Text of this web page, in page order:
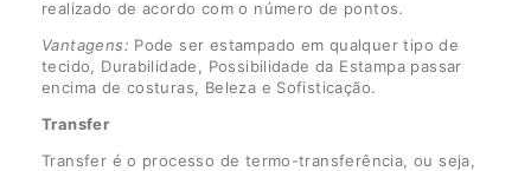
realizado de acordo com o número de pontos.
Vantagens: Pode ser estampado em qualquer tipo de
tecido, Durabilidade, Possibilidade da Estampa passar
encima de costuras, Beleza e Sofisticação.
Transfer
Transfer é o processo de termo-transferência, ou seja,